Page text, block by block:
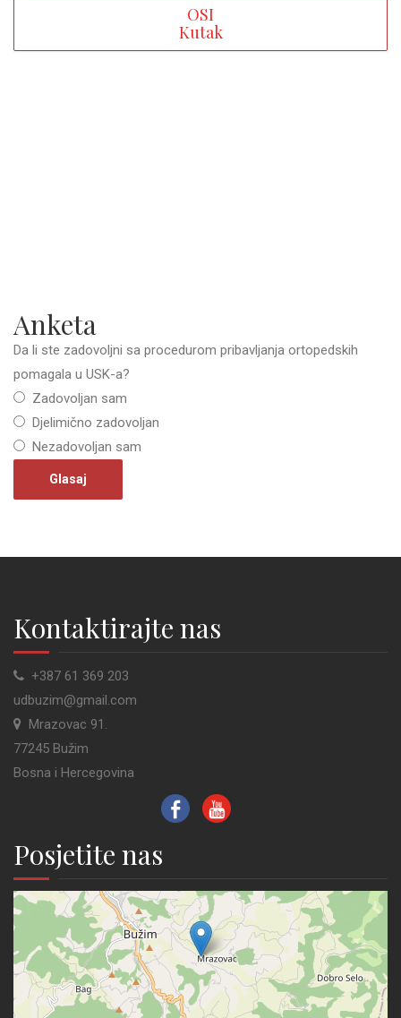
OSI
Kutak
Anketa
Da li ste zadovoljni sa procedurom pribavljanja ortopedskih
pomagala u USK-a?
Zadovoljan sam
Djelimično zadovoljan
Nezadovoljan sam
Kontaktirajte nas
+387 61 369 203
udbuzim@gmail.com
Mrazovac 91.
77245 Bužim
Bosna i Hercegovina
Posjetite nas